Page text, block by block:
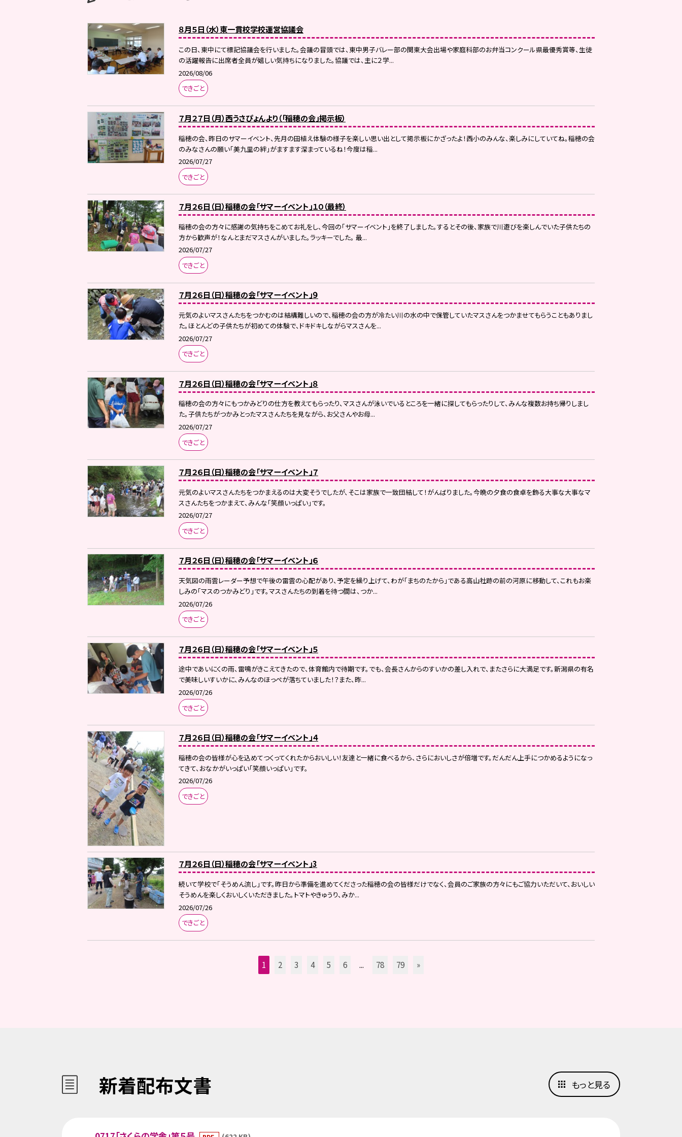
８月５日（水）東一貫校学校運営協議会
この日、東中にて標記協議会を行いました。会議の冒頭では、東中男子バレー部の関東大会出場や家庭科部のお弁当コンクール県最優秀賞等、生徒
の活躍報告に出席者全員が嬉しい気持ちになりました。協議では、主に２学...
2026/08/06
できごと
７月２７日（月）西うさぴょんより（「稲穂の会」掲示板）
稲穂の会、昨日のサマーイベント、先月の田植え体験の様子を楽しい思い出として掲示板にかざったよ！西小のみんな、楽しみにしていてね。稲穂の会
のみなさんの願い「美九里の絆」がますます深まっているね！今度は稲...
2026/07/27
できごと
７月２６日（日）稲穂の会「サマーイベント」１０（最終）
稲穂の会の方々に感謝の気持ちをこめてお礼をし、今回の「サマーイベント」を終了しました。するとその後、家族で川遊びを楽しんでいた子供たちの
方から歓声が！なんとまだマスさんがいました。ラッキーでした。 最...
2026/07/27
できごと
７月２６日（日）稲穂の会「サマーイベント」９
元気のよいマスさんたちをつかむのは結構難しいので、稲穂の会の方が冷たい川の水の中で保管していたマスさんをつかませてもらうこともありまし
た。ほとんどの子供たちが初めての体験で、ドキドキしながらマスさんを...
2026/07/27
できごと
７月２６日（日）稲穂の会「サマーイベント」８
稲穂の会の方々にもつかみどりの仕方を教えてもらったり、マスさんが泳いでいるところを一緒に探してもらったりして、みんな複数お持ち帰りしまし
た。子供たちがつかみとったマスさんたちを見ながら、お父さんやお母...
2026/07/27
できごと
７月２６日（日）稲穂の会「サマーイベント」７
元気のよいマスさんたちをつかまえるのは大変そうでしたが、そこは家族で一致団結して！がんばりました。今晩の夕食の食卓を飾る大事な大事なマ
スさんたちをつかまえて、みんな「笑顔いっぱい」です。
2026/07/27
できごと
７月２６日（日）稲穂の会「サマーイベント」６
天気図の雨雲レーダー予想で午後の雷雲の心配があり、予定を繰り上げて、わが「まちのたから」である高山社跡の前の河原に移動して、これもお楽
しみの「マスのつかみどり」です。マスさんたちの到着を待つ間は、つか...
2026/07/26
できごと
７月２６日（日）稲穂の会「サマーイベント」５
途中であいにくの雨、雷鳴がきこえてきたので、体育館内で待期です。でも、会長さんからのすいかの差し入れで、またさらに大満足です。新潟県の有名
で美味しいすいかに、みんなのほっぺが落ちていました！？また、昨...
2026/07/26
できごと
７月２６日（日）稲穂の会「サマーイベント」４
稲穂の会の皆様が心を込めてつくってくれたからおいしい！友達と一緒に食べるから、さらにおいしさが倍増です。だんだん上手につかめるようになっ
てきて、おなかがいっぱい「笑顔いっぱい」です。
2026/07/26
できごと
７月２６日（日）稲穂の会「サマーイベント」3
続いて学校で「そうめん流し」です。昨日から準備を進めてくださった稲穂の会の皆様だけでなく、会員のご家族の方々にもご協力いただいて、おいしい
そうめんを楽しくおいしくいただきました。トマトやきゅうり、みか...
2026/07/26
できごと
1 2 3 4 5 6 ... 78 79 »
新着配布文書 もっと見る